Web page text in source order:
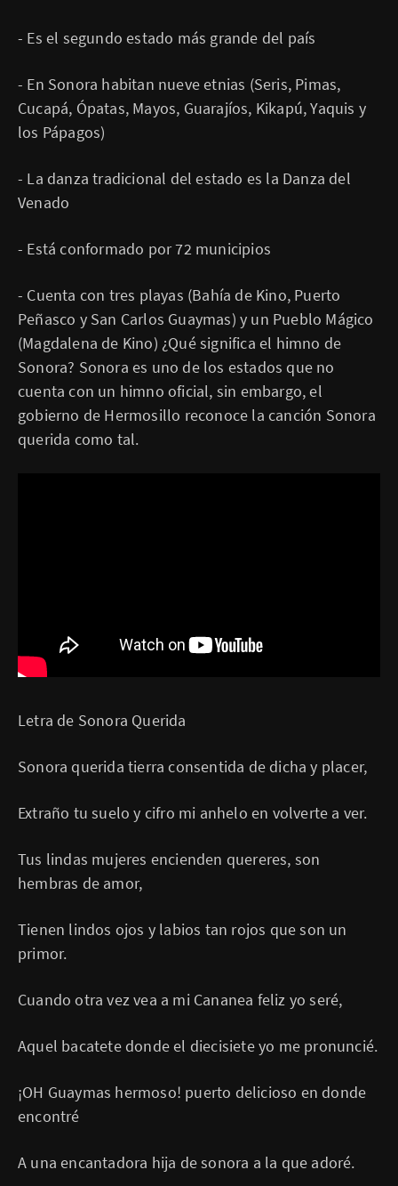
- Es el segundo estado más grande del país
- En Sonora habitan nueve etnias (Seris, Pimas,
Cucapá, Ópatas, Mayos, Guarajíos, Kikapú, Yaquis y
los Pápagos)
- La danza tradicional del estado es la Danza del
Venado
- Está conformado por 72 municipios
- Cuenta con tres playas (Bahía de Kino, Puerto
Peñasco y San Carlos Guaymas) y un Pueblo Mágico
(Magdalena de Kino) ¿Qué significa el himno de
Sonora? Sonora es uno de los estados que no
cuenta con un himno oficial, sin embargo, el
gobierno de Hermosillo reconoce la canción Sonora
querida como tal.
Letra de Sonora Querida
Sonora querida tierra consentida de dicha y placer,
Extraño tu suelo y cifro mi anhelo en volverte a ver.
Tus lindas mujeres encienden quereres, son
hembras de amor,
Tienen lindos ojos y labios tan rojos que son un
primor.
Cuando otra vez vea a mi Cananea feliz yo seré,
Aquel bacatete donde el diecisiete yo me pronuncié.
¡OH Guaymas hermoso! puerto delicioso en donde
encontré
A una encantadora hija de sonora a la que adoré.